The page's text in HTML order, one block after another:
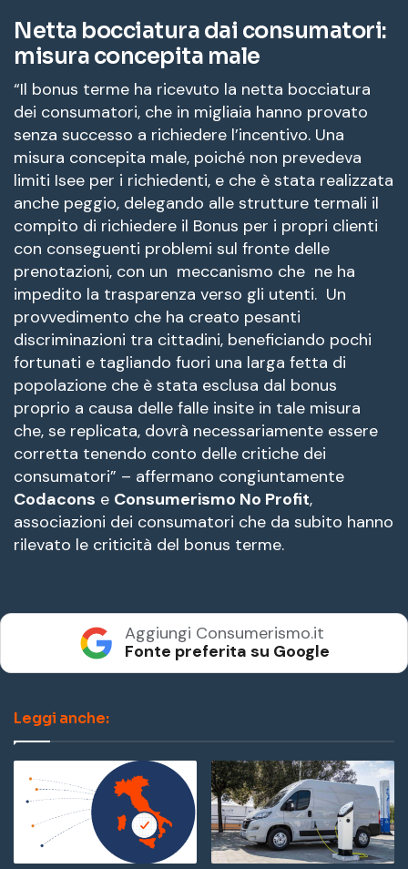
Netta bocciatura dai consumatori:
misura concepita male
“Il bonus terme ha ricevuto la netta bocciatura
dei consumatori, che in migliaia hanno provato
senza successo a richiedere l’incentivo. Una
misura concepita male, poiché non prevedeva
limiti Isee per i richiedenti, e che è stata realizzata
anche peggio, delegando alle strutture termali il
compito di richiedere il Bonus per i propri clienti
con conseguenti problemi sul fronte delle
prenotazioni, con un meccanismo che ne ha
impedito la trasparenza verso gli utenti. Un
provvedimento che ha creato pesanti
discriminazioni tra cittadini, beneficiando pochi
fortunati e tagliando fuori una larga fetta di
popolazione che è stata esclusa dal bonus
proprio a causa delle falle insite in tale misura
che, se replicata, dovrà necessariamente essere
corretta tenendo conto delle critiche dei
consumatori” – affermano congiuntamente
Codacons e Consumerismo No Profit,
associazioni dei consumatori che da subito hanno
rilevato le criticità del bonus terme.
Aggiungi Consumerismo.it
Fonte preferita su Google
Leggi anche: